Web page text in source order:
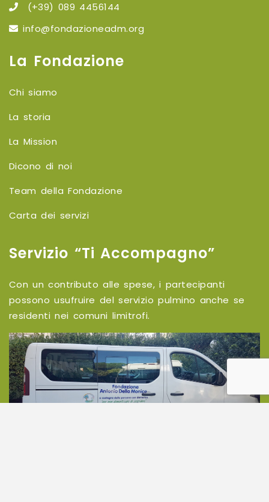
(+39) 089 4456144
info@fondazioneadm.org
La Fondazione
Chi siamo
La storia
La Mission
Dicono di noi
Team della Fondazione
Carta dei servizi
Servizio “Ti Accompagno”
Con un contributo alle spese, i partecipanti
possono usufruire del servizio pulmino anche se
residenti nei comuni limitrofi.